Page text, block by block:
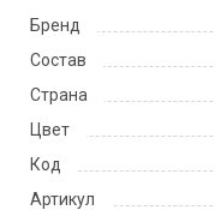
Бренд
Состав
Страна
Цвет
Код
Артикул